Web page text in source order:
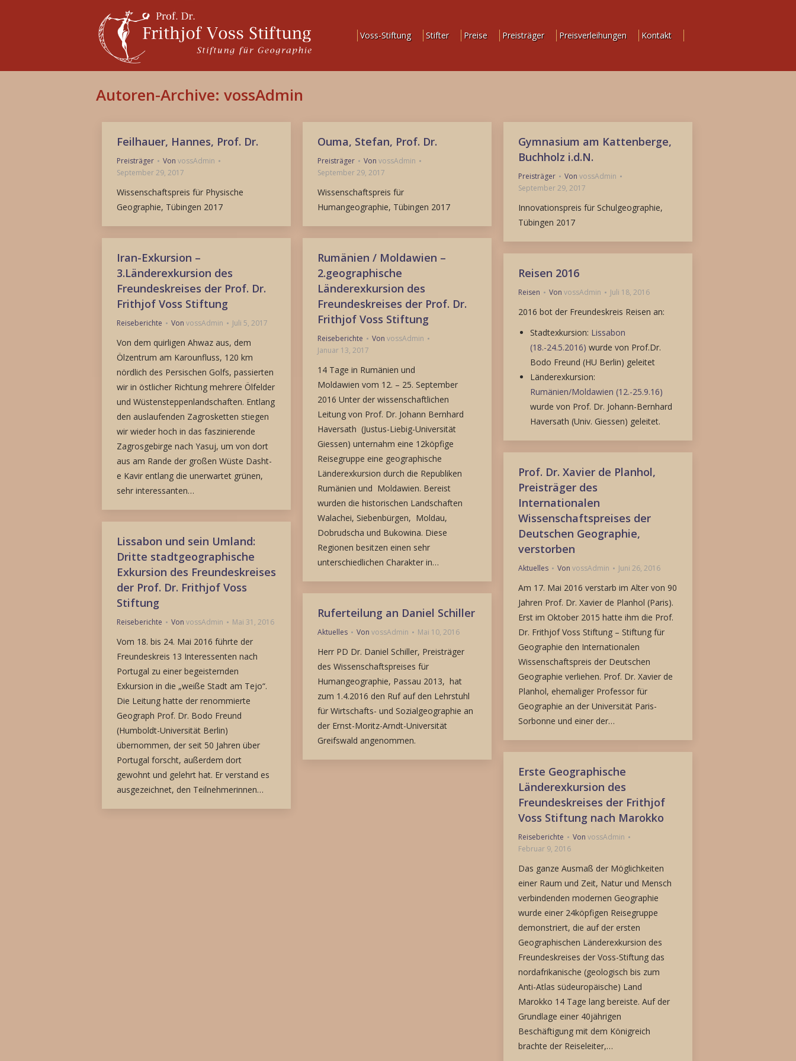
Voss-Stiftung Stifter Preise Preisträger Preisverleihungen Kontakt
Autoren-Archive: vossAdmin
Feilhauer, Hannes, Prof. Dr.
Preisträger Von vossAdmin
September 29, 2017
Wissenschaftspreis für Physische
Geographie, Tübingen 2017
Ouma, Stefan, Prof. Dr.
Preisträger Von vossAdmin
September 29, 2017
Wissenschaftspreis für
Humangeographie, Tübingen 2017
Gymnasium am Kattenberge,
Buchholz i.d.N.
Preisträger Von vossAdmin
September 29, 2017
Innovationspreis für Schulgeographie,
Tübingen 2017
Iran-Exkursion –
3.Länderexkursion des
Freundeskreises der Prof. Dr.
Frithjof Voss Stiftung
Reiseberichte Von vossAdmin Juli 5, 2017
Von dem quirligen Ahwaz aus, dem
Ölzentrum am Karounfluss, 120 km
nördlich des Persischen Golfs, passierten
wir in östlicher Richtung mehrere Ölfelder
und Wüstensteppenlandschaften. Entlang
den auslaufenden Zagrosketten stiegen
wir wieder hoch in das faszinierende
Zagrosgebirge nach Yasuj, um von dort
aus am Rande der großen Wüste Dasht-
e Kavir entlang die unerwartet grünen,
sehr interessanten…
Rumänien / Moldawien –
2.geographische
Länderexkursion des
Freundeskreises der Prof. Dr.
Frithjof Voss Stiftung
Reiseberichte Von vossAdmin
Januar 13, 2017
14 Tage in Rumänien und
Moldawien vom 12. – 25. September
2016 Unter der wissenschaftlichen
Leitung von Prof. Dr. Johann Bernhard
Haversath (Justus-Liebig-Universität
Giessen) unternahm eine 12köpfige
Reisegruppe eine geographische
Länderexkursion durch die Republiken
Rumänien und Moldawien. Bereist
wurden die historischen Landschaften
Walachei, Siebenbürgen, Moldau,
Dobrudscha und Bukowina. Diese
Regionen besitzen einen sehr
unterschiedlichen Charakter in…
Reisen 2016
Reisen Von vossAdmin Juli 18, 2016
2016 bot der Freundeskreis Reisen an:
Stadtexkursion: Lissabon
(18.-24.5.2016) wurde von Prof.Dr.
Bodo Freund (HU Berlin) geleitet
Länderexkursion:
Rumänien/Moldawien (12.-25.9.16)
wurde von Prof. Dr. Johann-Bernhard
Haversath (Univ. Giessen) geleitet.
Prof. Dr. Xavier de Planhol,
Preisträger des
Internationalen
Wissenschaftspreises der
Deutschen Geographie,
verstorben
Aktuelles Von vossAdmin Juni 26, 2016
Am 17. Mai 2016 verstarb im Alter von 90
Jahren Prof. Dr. Xavier de Planhol (Paris).
Erst im Oktober 2015 hatte ihm die Prof.
Dr. Frithjof Voss Stiftung – Stiftung für
Geographie den Internationalen
Wissenschaftspreis der Deutschen
Geographie verliehen. Prof. Dr. Xavier de
Planhol, ehemaliger Professor für
Geographie an der Universität Paris-
Sorbonne und einer der…
Lissabon und sein Umland:
Dritte stadtgeographische
Exkursion des Freundeskreises
der Prof. Dr. Frithjof Voss
Stiftung
Reiseberichte Von vossAdmin Mai 31, 2016
Vom 18. bis 24. Mai 2016 führte der
Freundeskreis 13 Interessenten nach
Portugal zu einer begeisternden
Exkursion in die „weiße Stadt am Tejo“.
Die Leitung hatte der renommierte
Geograph Prof. Dr. Bodo Freund
(Humboldt-Universität Berlin)
übernommen, der seit 50 Jahren über
Portugal forscht, außerdem dort
gewohnt und gelehrt hat. Er verstand es
ausgezeichnet, den Teilnehmerinnen…
Ruferteilung an Daniel Schiller
Aktuelles Von vossAdmin Mai 10, 2016
Herr PD Dr. Daniel Schiller, Preisträger
des Wissenschaftspreises für
Humangeographie, Passau 2013, hat
zum 1.4.2016 den Ruf auf den Lehrstuhl
für Wirtschafts- und Sozialgeographie an
der Ernst-Moritz-Arndt-Universität
Greifswald angenommen.
Erste Geographische
Länderexkursion des
Freundeskreises der Frithjof
Voss Stiftung nach Marokko
Reiseberichte Von vossAdmin
Februar 9, 2016
Das ganze Ausmaß der Möglichkeiten
einer Raum und Zeit, Natur und Mensch
verbindenden modernen Geographie
wurde einer 24köpfigen Reisegruppe
demonstriert, die auf der ersten
Geographischen Länderexkursion des
Freundeskreises der Voss-Stiftung das
nordafrikanische (geologisch bis zum
Anti-Atlas südeuropäische) Land
Marokko 14 Tage lang bereiste. Auf der
Grundlage einer 40jährigen
Beschäftigung mit dem Königreich
brachte der Reiseleiter,…